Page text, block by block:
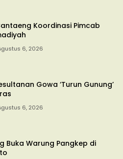
Koordinasi Pimcab
6, 2026
Gowa ‘Turun Gunung’
6, 2026
Buka Warung Pangkep di